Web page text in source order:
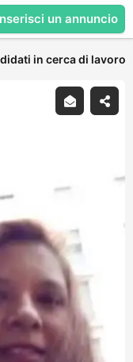
un annuncio
in cerca di lavoro